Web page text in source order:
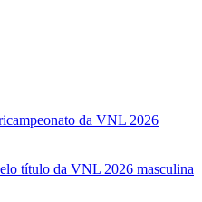
da VNL 2026
título da VNL 2026 masculina